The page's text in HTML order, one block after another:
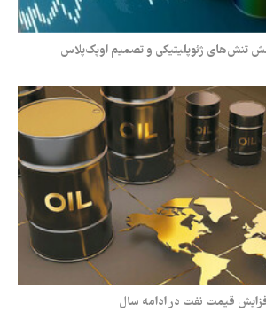
تنش‌های ژئوپلیتیکی و تصمیم اوپک‌پلاس
قیمت نفت در ادامه سال